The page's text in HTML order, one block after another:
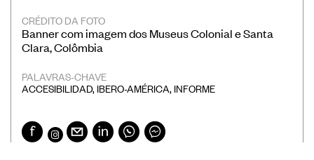
CRÉDITO DA FOTO
Banner com imagem dos Museus Colonial e Santa
Clara, Colômbia
PALAVRAS-CHAVE
ACCESIBILIDAD, IBERO-AMÉRICA, INFORME